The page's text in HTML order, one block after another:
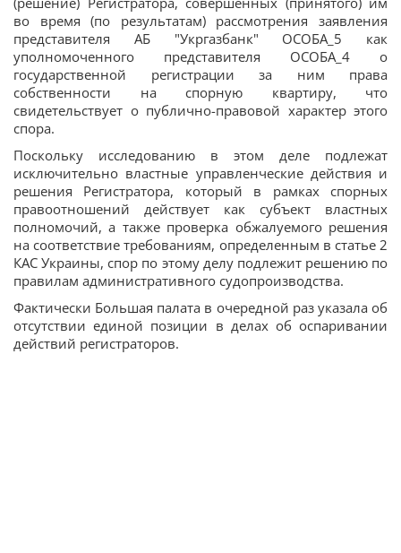
во время (по результатам) рассмотрения заявления
представителя АБ "Укргазбанк" ОСОБА_5 как
уполномоченного представителя ОСОБА_4 о
государственной регистрации за ним права
собственности на спорную квартиру, что
свидетельствует о публично-правовой характер этого
спора.
Поскольку исследованию в этом деле подлежат
исключительно властные управленческие действия и
решения Регистратора, который в рамках спорных
правоотношений действует как субъект властных
полномочий, а также проверка обжалуемого решения
на соответствие требованиям, определенным в статье 2
КАС Украины, спор по этому делу подлежит решению по
правилам административного судопроизводства.
Фактически Большая палата в очередной раз указала об
отсутствии единой позиции в делах об оспаривании
действий регистраторов.